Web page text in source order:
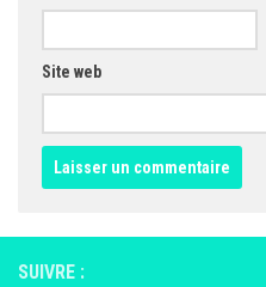
Site web
SUIVRE :